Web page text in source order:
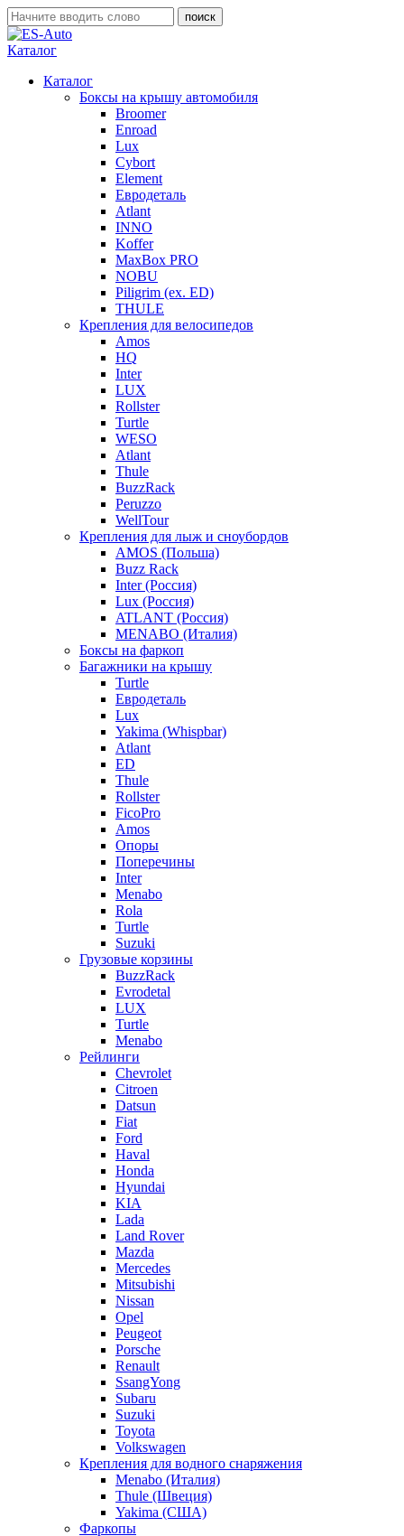
Каталог
Каталог
Боксы на крышу автомобиля
Broomer
Enroad
Lux
Cybort
Element
Евродеталь
Atlant
INNO
Koffer
MaxBox PRO
NOBU
Piligrim (ex. ED)
THULE
Крепления для велосипедов
Amos
HQ
Inter
LUX
Rollster
Turtle
WESO
Atlant
Thule
BuzzRack
Peruzzo
WellTour
Крепления для лыж и сноубордов
AMOS (Польша)
Buzz Rack
Inter (Россия)
Lux (Россия)
ATLANT (Россия)
MENABO (Италия)
Боксы на фаркоп
Багажники на крышу
Turtle
Евродеталь
Lux
Yakima (Whispbar)
Atlant
ED
Thule
Rollster
FicoPro
Amos
Опоры
Поперечины
Inter
Menabo
Rola
Turtle
Suzuki
Грузовые корзины
BuzzRack
Evrodetal
LUX
Turtle
Menabo
Рейлинги
Chevrolet
Citroen
Datsun
Fiat
Ford
Haval
Honda
Hyundai
KIA
Lada
Land Rover
Mazda
Mercedes
Mitsubishi
Nissan
Opel
Peugeot
Porsche
Renault
SsangYong
Subaru
Suzuki
Toyota
Volkswagen
Крепления для водного снаряжения
Menabo (Италия)
Thule (Швеция)
Yakima (США)
Фаркопы